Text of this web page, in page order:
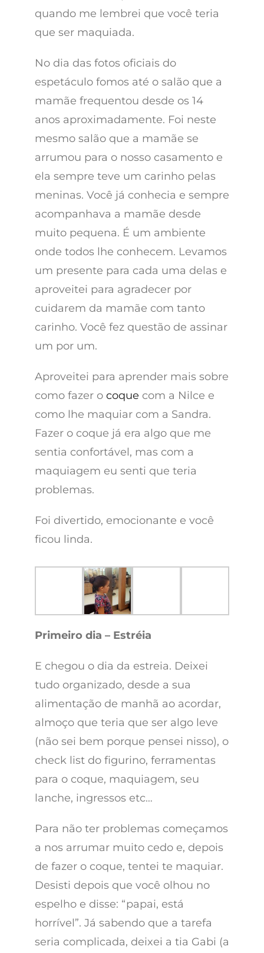
quando me lembrei que você teria
que ser maquiada.
No dia das fotos oficiais do
espetáculo fomos até o salão que a
mamãe frequentou desde os 14
anos aproximadamente. Foi neste
mesmo salão que a mamãe se
arrumou para o nosso casamento e
ela sempre teve um carinho pelas
meninas. Você já conhecia e sempre
acompanhava a mamãe desde
muito pequena. É um ambiente
onde todos lhe conhecem. Levamos
um presente para cada uma delas e
aproveitei para agradecer por
cuidarem da mamãe com tanto
carinho. Você fez questão de assinar
um por um.
Aproveitei para aprender mais sobre
como fazer o coque com a Nilce e
como lhe maquiar com a Sandra.
Fazer o coque já era algo que me
sentia confortável, mas com a
maquiagem eu senti que teria
problemas.
Foi divertido, emocionante e você
ficou linda.
Primeiro dia – Estréia
E chegou o dia da estreia. Deixei
tudo organizado, desde a sua
alimentação de manhã ao acordar,
almoço que teria que ser algo leve
(não sei bem porque pensei nisso), o
check list do figurino, ferramentas
para o coque, maquiagem, seu
lanche, ingressos etc…
Para não ter problemas começamos
a nos arrumar muito cedo e, depois
de fazer o coque, tentei te maquiar.
Desisti depois que você olhou no
espelho e disse: “papai, está
horrível”. Já sabendo que a tarefa
seria complicada, deixei a tia Gabi (a